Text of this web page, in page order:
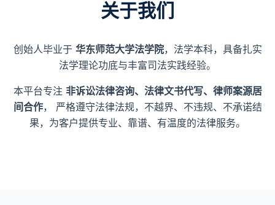
关于我们
创始人毕业于 华东师范大学法学院，法学本科，具备扎实
法学理论功底与丰富司法实践经验。
本平台专注 非诉讼法律咨询、法律文书代写、律师案源居
间合作， 严格遵守法律法规，不越界、不违规、不承诺结
果，为客户提供专业、靠谱、有温度的法律服务。